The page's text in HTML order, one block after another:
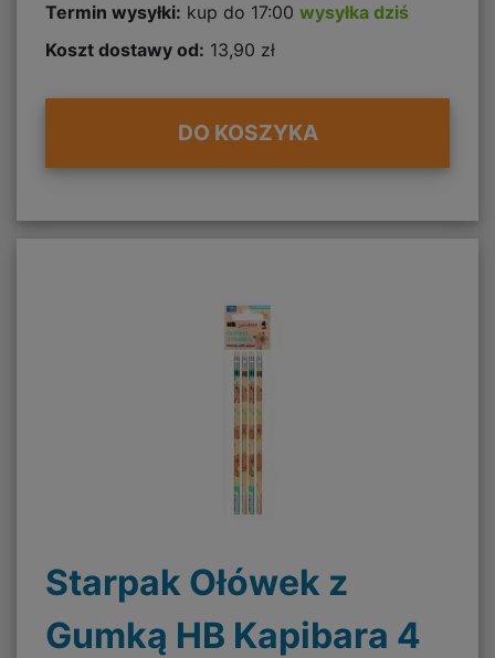
Termin wysyłki: kup do 17:00 wysyłka dziś
Koszt dostawy od: 13,90 zł
DO KOSZYKA
Starpak Ołówek z
Gumką HB Kapibara 4